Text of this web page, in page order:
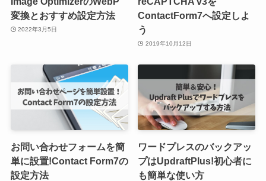
変換とおすすめ設定方法
2022年3月5日
ContactForm7へ設定しよ
う
2019年10月12日
お問い合わせフォームを簡
単に設置!Contact Form7の
設定方法
ワードプレスのバックアッ
プはUpdraftPlus!初心者に
も簡単な使い方